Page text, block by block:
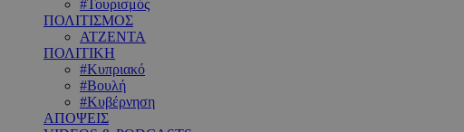
#Τουρισμός
ΠΟΛΙΤΙΣΜΟΣ
ΑΤΖΕΝΤΑ
ΠΟΛΙΤΙΚΗ
#Κυπριακό
#Βουλή
#Κυβέρνηση
ΑΠΟΨΕΙΣ